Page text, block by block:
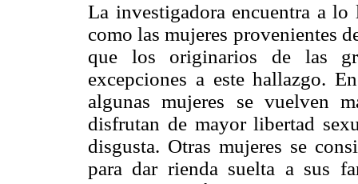
La investigadora encuentra a
como las mujeres provenientes
que los originarios de las
excepciones a este hallazgo.
algunas mujeres se vuelven
disfrutan de mayor libertad
disgusta. Otras mujeres se
para dar rienda suelta a sus